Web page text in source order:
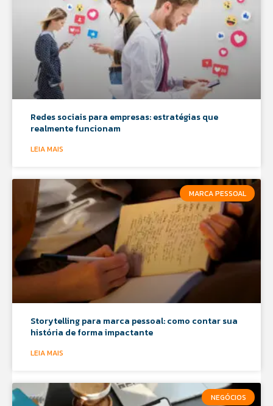
Redes sociais para empresas: estratégias que
realmente funcionam
LEIA MAIS
MARCA PESSOAL
Storytelling para marca pessoal: como contar sua
história de forma impactante
LEIA MAIS
NEGÓCIOS